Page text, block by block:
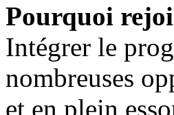
Pourquoi
Intégrer le
nombreuses
et en plein